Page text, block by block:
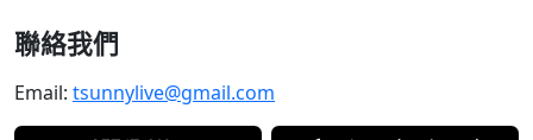
聯絡我們
Email: tsunnylive@gmail.com